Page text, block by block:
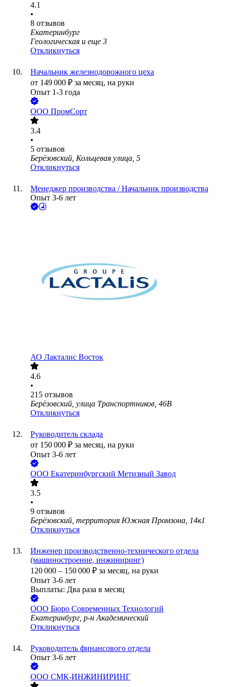
4.1
•
8 отзывов
Екатеринбург
Геологическая и еще 3
Откликнуться
Начальник железнодорожного цеха
от 149 000 ₽ за месяц, на руки
Опыт 1-3 года
ООО ПромCорт
3.4
•
5 отзывов
Берёзовский, Кольцевая улица, 5
Откликнуться
Менеджер производства / Начальник производства
Опыт 3-6 лет
АО Лакталис Восток
4.6
•
215 отзывов
Берёзовский, улица Транспортников, 46В
Откликнуться
Руководитель склада
от 150 000 ₽ за месяц, на руки
Опыт 3-6 лет
ООО Екатеринбургский Метизный Завод
3.5
•
9 отзывов
Берёзовский, территория Южная Промзона, 14к1
Откликнуться
Инженер производственно-технического отдела
(машиностроение, инжиниринг)
120 000 – 150 000 ₽ за месяц, на руки
Опыт 3-6 лет
Выплаты: Два раза в месяц
ООО Бюро Современных Технологий
Екатеринбург, р-н Академический
Откликнуться
Руководитель финансового отдела
Опыт 3-6 лет
ООО СМК-ИНЖИНИРИНГ